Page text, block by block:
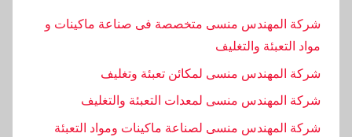
شركة المهندس منسى متخصصة فى صناعة ماكينات و
مواد التعبئة والتغليف
شركة المهندس منسى لمكائن تعبئة وتغليف
شركة المهندس منسى لمعدات التعبئة والتغليف
شركة المهندس منسى لصناعة ماكينات ومواد التعبئة